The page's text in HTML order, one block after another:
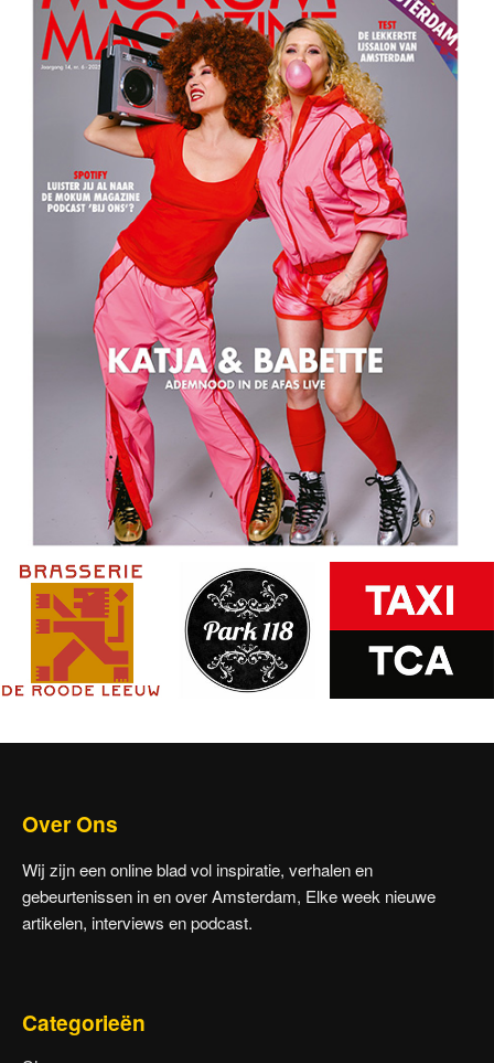
Over Ons
Wij zijn een online blad vol inspiratie, verhalen en
gebeurtenissen in en over Amsterdam, Elke week nieuwe
artikelen, interviews en podcast.
Categorieën